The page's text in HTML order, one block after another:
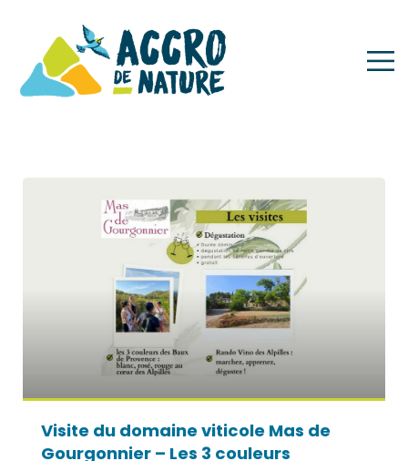
Oenologie
Visite du domaine viticole Mas de
Gourgonnier – Les 3 couleurs